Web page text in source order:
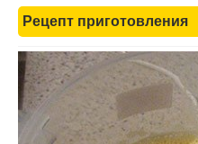
Рецепт приготовления